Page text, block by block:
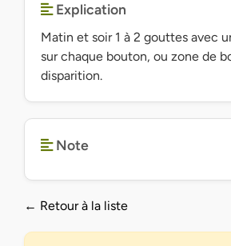
Explication
Matin et soir 1 à 2 gouttes avec
sur chaque bouton, ou zone de
disparition.
Note
← Retour à la liste